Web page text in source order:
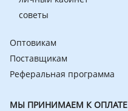
советы
Оптовикам
Поставщикам
Реферальная программа
МЫ ПРИНИМАЕМ К ОПЛАТЕ